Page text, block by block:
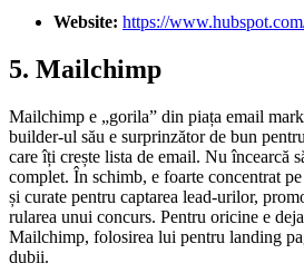
Website: https://
5. Mailchimp
Mailchimp e „gorila” din piața email
builder-ul său e surprinzător de bun
care îți crește lista de email. Nu încearcă
complet. În schimb, e foarte concentrat
și curate pentru captarea lead-urilor,
rularea unui concurs. Pentru oricine e
Mailchimp, folosirea lui pentru landing
dubii.